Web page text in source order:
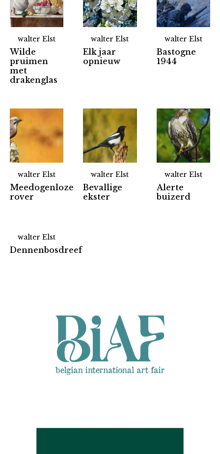
walter Elst
Wilde
pruimen
met
drakenglas
walter Elst
Elk jaar
opnieuw
walter Elst
Bastogne
1944
walter Elst
Meedogenloze
rover
walter Elst
Bevallige
ekster
walter Elst
Alerte
buizerd
walter Elst
DennenbosdreefPartners